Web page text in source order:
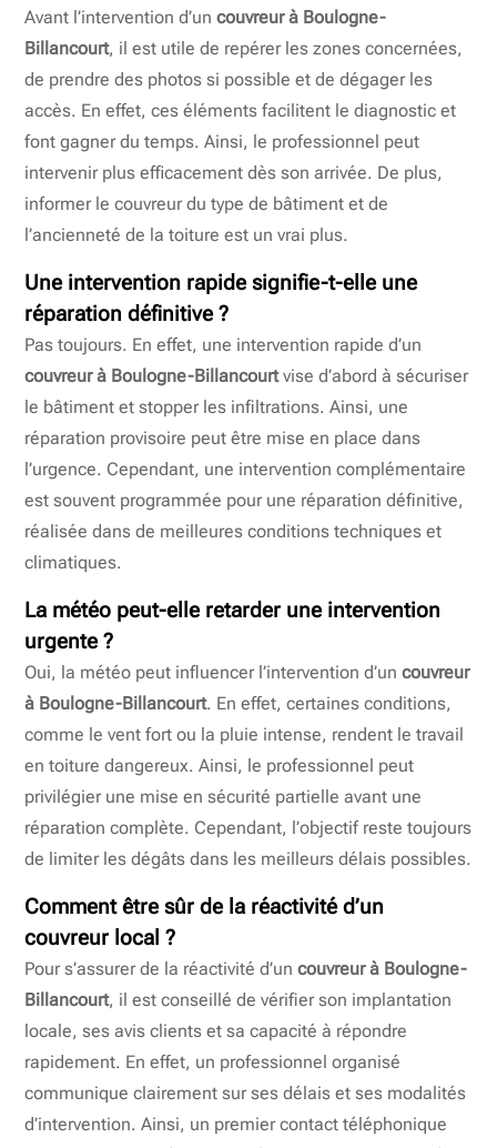
Avant l’intervention d’uncouvreur à Boulogne-
Billancourt, il est utile de repérer les zones concernées,
de prendre des photos si possible et de dégager les
accès. En effet, ces éléments facilitent le diagnostic et
font gagner du temps. Ainsi, le professionnel peut
intervenir plus efficacement dès son arrivée. De plus,
informer le couvreur du type de bâtiment et de
l’ancienneté de la toiture est un vrai plus.
Une intervention rapide signifie-t-elle une
réparation définitive ?
Pas toujours. En effet, une intervention rapide d’un
couvreur à Boulogne-Billancourtvise d’abord à sécuriser
le bâtiment et stopper les infiltrations. Ainsi, une
réparation provisoire peut être mise en place dans
l’urgence. Cependant, une intervention complémentaire
est souvent programmée pour une réparation définitive,
réalisée dans de meilleures conditions techniques et
climatiques.
La météo peut-elle retarder une intervention
urgente ?
Oui, la météo peut influencer l’intervention d’uncouvreur
à Boulogne-Billancourt. En effet, certaines conditions,
comme le vent fort ou la pluie intense, rendent le travail
en toiture dangereux. Ainsi, le professionnel peut
privilégier une mise en sécurité partielle avant une
réparation complète. Cependant, l’objectif reste toujours
de limiter les dégâts dans les meilleurs délais possibles.
Comment être sûr de la réactivité d’un
couvreur local ?
Pour s’assurer de la réactivité d’uncouvreur à Boulogne-
Billancourt, il est conseillé de vérifier son implantation
locale, ses avis clients et sa capacité à répondre
rapidement. En effet, un professionnel organisé
communique clairement sur ses délais et ses modalités
d’intervention. Ainsi, un premier contact téléphonique